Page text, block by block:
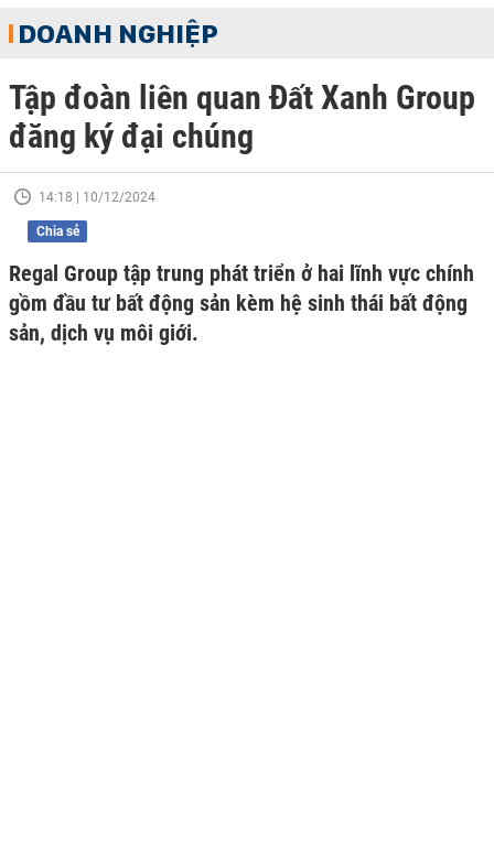
DOANH NGHIỆP
Tập đoàn liên quan Đất Xanh Group
đăng ký đại chúng
14:18 | 10/12/2024
Chia sẻ
Regal Group tập trung phát triển ở hai lĩnh vực chính
gồm đầu tư bất động sản kèm hệ sinh thái bất động
sản, dịch vụ môi giới.